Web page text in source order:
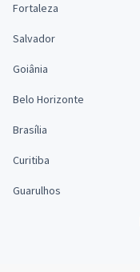
Fortaleza
Salvador
Goiânia
Belo Horizonte
Brasília
Curitiba
Guarulhos